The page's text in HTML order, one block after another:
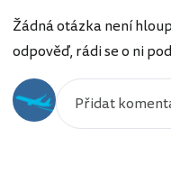
Žádná otázka není
odpověď, rádi se o ni